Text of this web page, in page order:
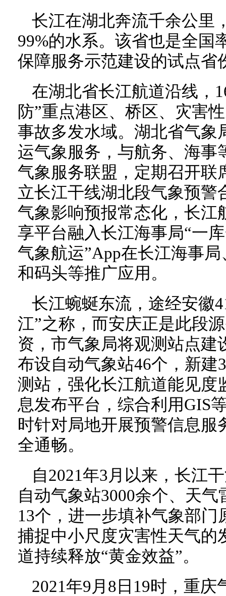
长江在湖北奔流千余公里
99%的水系。该省也是全国
保障服务示范建设的试点省
在湖北省长江航道沿线，
防”重点港区、桥区、灾害
事故多发水域。湖北省气象
运气象服务，与航务、海事
气象服务联盟，定期召开联
立长江干线湖北段气象预警
气象影响预报常态化，长江
享平台融入长江海事局“一
气象航运”App在长江海事
和码头等推广应用。
长江蜿蜒东流，途经安徽
江”之称，而安庆正是此段
资，市气象局将观测站点建
布设自动气象站46个，新建
测站，强化长江航道能见度
息发布平台，综合利用GIS
时针对局地开展预警信息服
全通畅。
自2021年3月以来，长江
自动气象站3000余个、天
13个，进一步填补气象部
捕捉中小尺度灾害性天气的
道持续释放“黄金效益”。
2021年9月8日19时，重